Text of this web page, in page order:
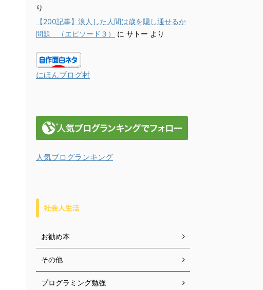
り
【200記事】浪人した人間は歳を隠し通せるか
問題 （エピソード３）
に サトー より
にほんブログ村
人気ブログランキング
社会人生活
お勧め本
その他
プログラミング勉強